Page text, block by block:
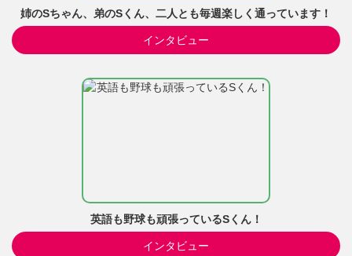
姉のSちゃん、弟のSくん、二人とも毎週楽しく通っています！
インタビュー
英語も野球も頑張っているSくん！
インタビュー